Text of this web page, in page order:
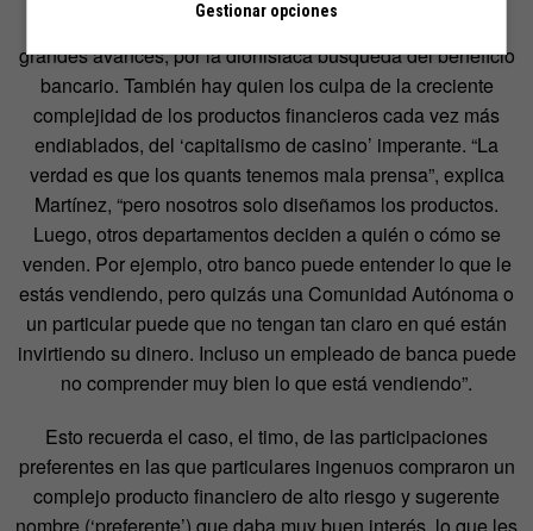
ampliará el conocimiento de la raza humana y traerá
grandes avances, por la dionisiaca búsqueda del beneficio
bancario. También hay quien los culpa de la creciente
complejidad de los productos financieros cada vez más
endiablados, del ‘capitalismo de casino’ imperante. “La
verdad es que los quants tenemos mala prensa”, explica
Martínez, “pero nosotros solo diseñamos los productos.
Luego, otros departamentos deciden a quién o cómo se
venden. Por ejemplo, otro banco puede entender lo que le
estás vendiendo, pero quizás una Comunidad Autónoma o
un particular puede que no tengan tan claro en qué están
invirtiendo su dinero. Incluso un empleado de banca puede
no comprender muy bien lo que está vendiendo”.
Esto recuerda el caso, el timo, de las participaciones
preferentes en las que particulares ingenuos compraron un
complejo producto financiero de alto riesgo y sugerente
nombre (‘preferente’) que daba muy buen interés, lo que les
Gestionar opciones